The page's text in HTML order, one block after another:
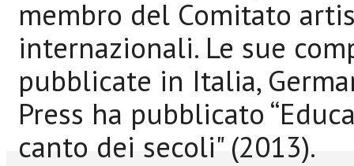
membro del Comitato
internazionali. Le sue
pubblicate in Italia,
Press ha pubblicato
canto dei secoli" (2013).